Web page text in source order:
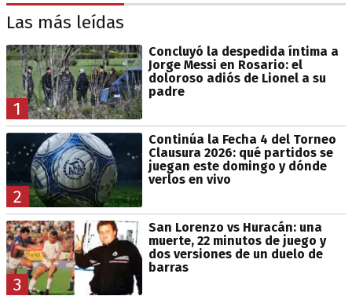
Las más leídas
1
Concluyó la despedida íntima a
Jorge Messi en Rosario: el
doloroso adiós de Lionel a su
padre
2
Continúa la Fecha 4 del Torneo
Clausura 2026: qué partidos se
juegan este domingo y dónde
verlos en vivo
3
San Lorenzo vs Huracán: una
muerte, 22 minutos de juego y
dos versiones de un duelo de
barras